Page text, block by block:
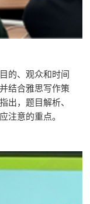
的、观众和时间
结合雅思写作策
出，题目解析、
注意的重点。